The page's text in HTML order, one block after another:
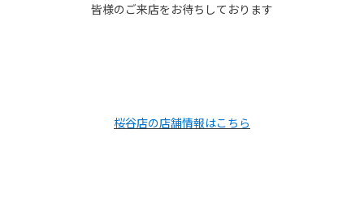
皆様のご来店をお待ちしております
桜谷店の店舗情報はこちら